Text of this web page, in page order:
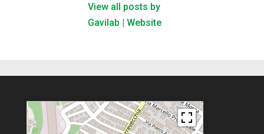
View all posts by
Gavilab | Website